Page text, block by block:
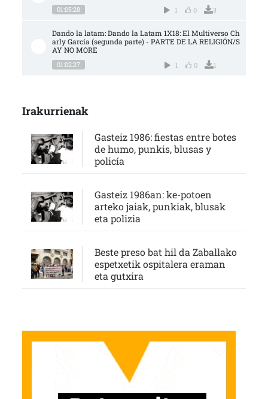
01:05:28 1 0 3
Dando la latam: Dando la Latam 1X18: El Multiverso Ch
arly García (segunda parte) - PARTE DE LA RELIGIÓN/S
AY NO MORE
01:02:27 1 0 1
Irakurrienak
Gasteiz 1986: fiestas entre botes
de humo, punkis, blusas y
policía
Gasteiz 1986an: ke-potoen
arteko jaiak, punkiak, blusak
eta polizia
Beste preso bat hil da Zaballako
espetxetik ospitalera eraman
eta gutxira